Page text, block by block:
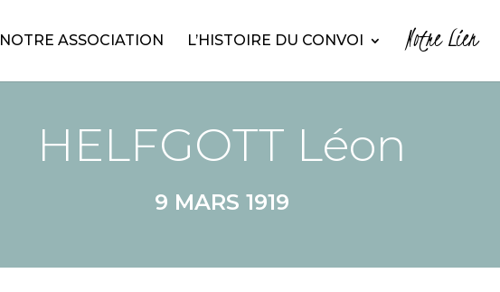
NOTRE ASSOCIATION L’HISTOIRE DU CONVOI Notre Lien
HELFGOTT Léon
9 MARS 1919